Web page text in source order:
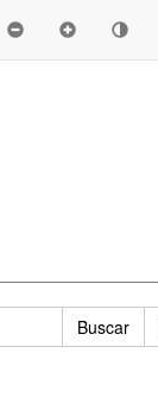
Buscar